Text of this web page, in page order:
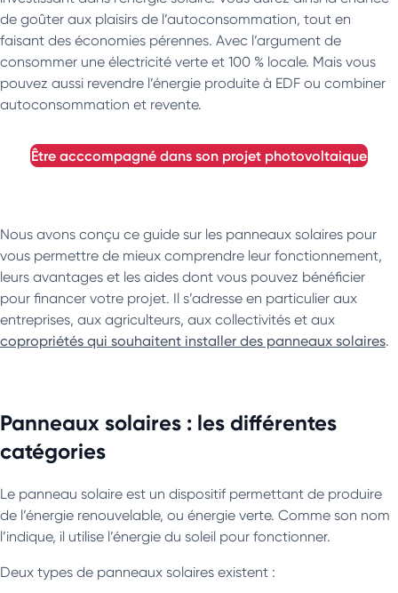
de goûter aux plaisirs de l’autoconsommation, tout en
faisant des économies pérennes. Avec l’argument de
consommer une électricité verte et 100 % locale. Mais vous
pouvez aussi revendre l’énergie produite à EDF ou combiner
autoconsommation et revente.
être acccompagné dans son projet photovoltaique
Nous avons conçu ce guide sur les panneaux solaires pour
vous permettre de mieux comprendre leur fonctionnement,
leurs avantages et les aides dont vous pouvez bénéficier
pour financer votre projet. Il s’adresse en particulier aux
entreprises, aux agriculteurs, aux collectivités et aux
copropriétés qui souhaitent installer des panneaux solaires.
Panneaux solaires : les différentes
catégories
Le panneau solaire est un dispositif permettant de produire
de l’énergie renouvelable, ou énergie verte. Comme son nom
l’indique, il utilise l’énergie du soleil pour fonctionner.
Deux types de panneaux solaires existent :